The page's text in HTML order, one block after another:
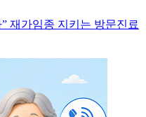
재가임종 지키는 방문진료